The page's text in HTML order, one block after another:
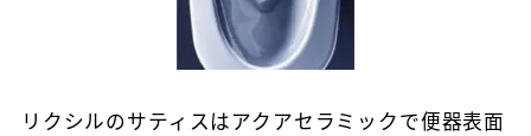
リクシルのサティスはアクアセラミックで便器表面